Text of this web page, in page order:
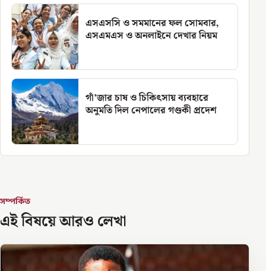
এসএসসি ও সমমানের ফল সোমবার,
এসএমএস ও অনলাইনে দেখার নিয়ম
গাঁ’জার চাষ ও চিকিৎসায় ব্যবহারে
অনুমতি দিল নেপালের গণ্ডকী প্রদেশ
সম্পর্কিত
এই বিষয়ে আরও লেখা